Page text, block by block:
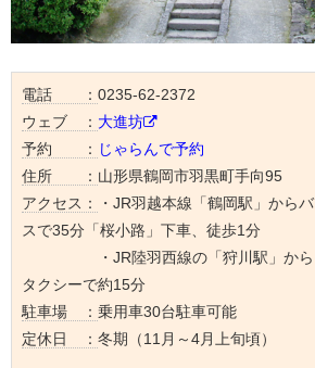
電話 ： 0235-62-2372
ウェブ ： 大進坊
予約 ： じゃらんで予約
住所 ： 山形県鶴岡市羽黒町手向95
アクセス：
・JR羽越本線「鶴岡駅」からバ
スで35分「桜小路」下車、徒歩1分
・JR陸羽西線の「狩川駅」から
タクシーで約15分
駐車場 ： 乗用車30台駐車可能
定休日 ： 冬期（11月～4月上旬頃）